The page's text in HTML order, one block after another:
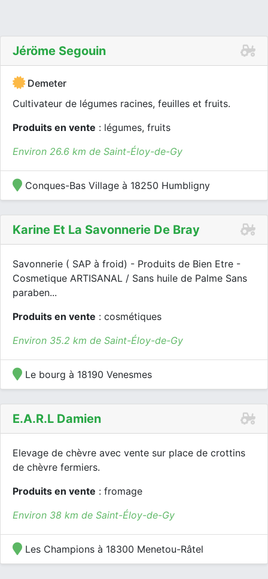
Jéröme Segouin
Demeter
Cultivateur de légumes racines, feuilles et fruits.
Produits en vente : légumes, fruits
Environ 26.6 km de Saint-Éloy-de-Gy
Conques-Bas Village à 18250 Humbligny
Karine Et La Savonnerie De Bray
Savonnerie ( SAP à froid) - Produits de Bien Etre -
Cosmetique ARTISANAL / Sans huile de Palme Sans
paraben...
Produits en vente : cosmétiques
Environ 35.2 km de Saint-Éloy-de-Gy
Le bourg à 18190 Venesmes
E.a.r.l Damien
Elevage de chèvre avec vente sur place de crottins
de chèvre fermiers.
Produits en vente : fromage
Environ 38 km de Saint-Éloy-de-Gy
Les Champions à 18300 Menetou-Râtel